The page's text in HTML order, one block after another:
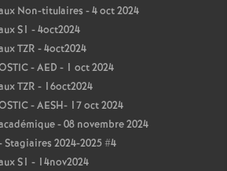
Non-titulaires - 4 oct 2024
S1 - 4oct2024
TZR - 4oct2024
- AED - 1 oct 2024
TZR - 16oct2024
- AESH- 17 oct 2024
- 08 novembre 2024
2024-2025 #4
S1 - 14nov2024